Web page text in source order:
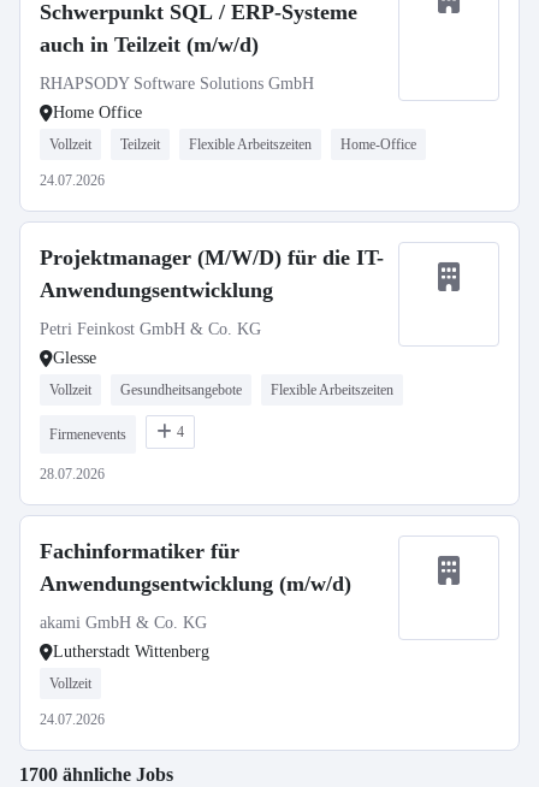
Schwerpunkt SQL / ERP-Systeme
auch in Teilzeit (m/w/d)
RHAPSODY Software Solutions GmbH
Home Office
Vollzeit Teilzeit Flexible Arbeitszeiten Home-Office
24.07.2026
Projektmanager (M/W/D) für die IT-
Anwendungsentwicklung
Petri Feinkost GmbH & Co. KG
Glesse
Vollzeit Gesundheitsangebote Flexible Arbeitszeiten
Firmenevents 4
28.07.2026
Fachinformatiker für
Anwendungsentwicklung (m/w/d)
akami GmbH & Co. KG
Lutherstadt Wittenberg
Vollzeit
24.07.2026
1700 ähnliche Jobs